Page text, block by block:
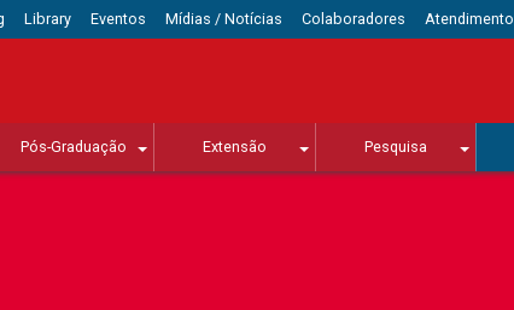
Library Eventos Mídias / Notícias Colaboradores Atendimento
Pós-Graduação Extensão Pesquisa